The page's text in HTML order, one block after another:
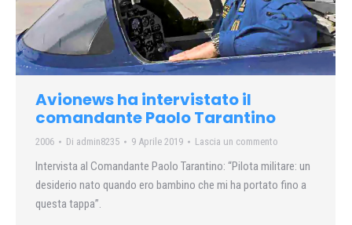
Avionews ha intervistato il
comandante Paolo Tarantino
2006 Di admin8235 9 Aprile 2019 Lascia un commento
Intervista al Comandante Paolo Tarantino: “Pilota militare: un
desiderio nato quando ero bambino che mi ha portato fino a
questa tappa”.